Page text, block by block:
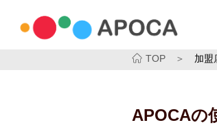
TOP ＞ 加盟
APOCAの